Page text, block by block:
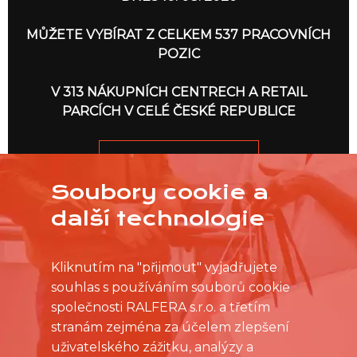
MŮŽETE VYBÍRAT Z CELKEM 537 PRACOVNÍCH
POZIC
V 313 NÁKUPNÍCH CENTRECH A RETAIL
PARCÍCH V CELÉ ČESKÉ REPUBLICE
JDEME NA TO
Soubory cookie a
další technologie
Kliknutím na "přijmout" vyjadřujete
souhlas s používáním souborů cookie
společnosti RALFERA s.r.o. a třetím
stranám zejména za účelem zlepšení
uživatelského zážitku, analýzy a